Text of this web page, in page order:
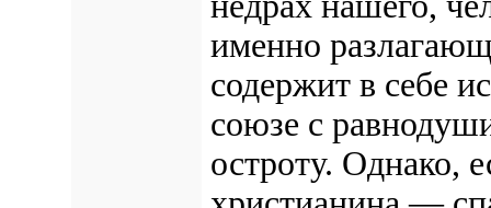
именно
содержит в себе
союзе с
остроту. Однако,